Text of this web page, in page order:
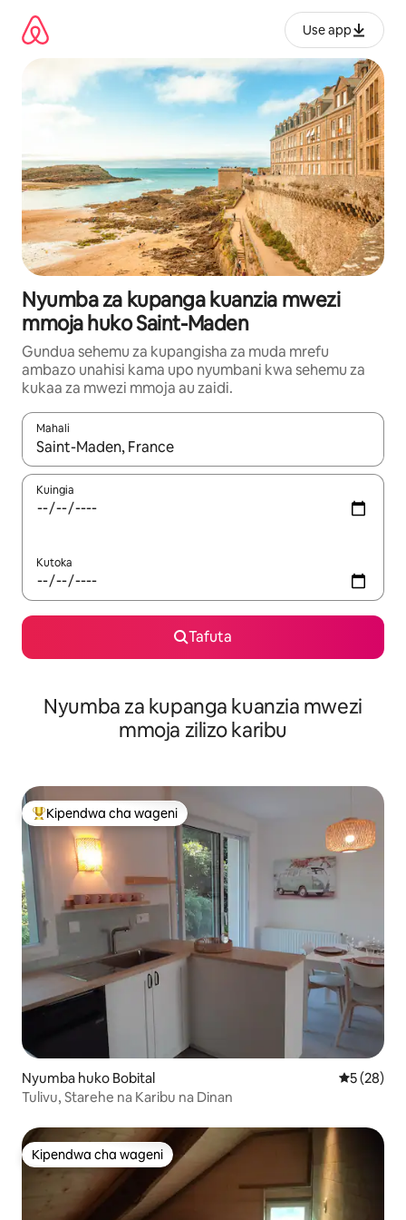
kwenda
kwenye
maudhui
Use app
Nyumba za kupanga kuanzia mwezi
mmoja huko Saint-Maden
Gundua sehemu za kupangisha za muda mrefu
ambazo unahisi kama upo nyumbani kwa sehemu za
kukaa za mwezi mmoja au zaidi.
Mahali
Wakati matokeo yanapatikana, vinjari kwa kutumia vitufe vya
Kuingia
Kutoka
Tafuta
Nyumba za kupanga kuanzia mwezi
mmoja zilizo karibu
Kipendwa maarufu cha wageni
Kipendwa cha wageni
Nyumba huko Bobital Ukadiriaji
5 (28)
Tulivu, Starehe na Karibu na Dinan
Kipendwa cha wageni
Kipendwa cha wageni